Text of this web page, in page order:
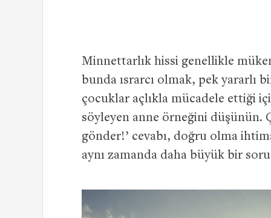
Minnettarlık hissi genellikle
bunda ısrarcı olmak, pek yararlı
çocuklar açlıkla mücadele ettiği
söyleyen anne örneğini düşünün.
gönder!’ cevabı, doğru olma
aynı zamanda daha büyük bir